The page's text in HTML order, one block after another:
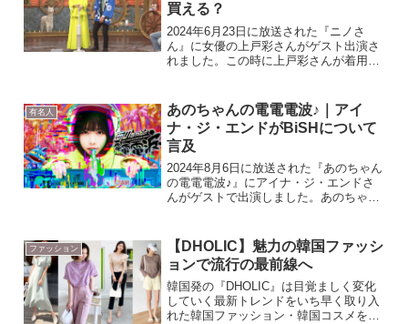
買える？
2024年6月23日に放送された『ニノさ
ん』に女優の上戸彩さんがゲスト出演さ
れました。この時に上戸彩さんが着用し
ットも素敵だったので調べてみまし
た。 上戸彩さんが着用して...
有名人
あのちゃんの電電電波♪｜アイ
ナ・ジ・エンドがBiSHについて
言及
2024年8月6日に放送された『あのちゃん
の電電電波♪』にアイナ・ジ・エンドさ
んがゲストで出演しました。あのちゃん
ークテーマに沿って色んな話を聞かせて
くれました。いわゆ...
ファッション
【DHOLIC】魅力の韓国ファッシ
ョンで流行の最前線へ
韓国発の『DHOLIC』は目覚ましく変化
していく最新トレンドをいち早く取り入
れた韓国ファッション・韓国コスメを取